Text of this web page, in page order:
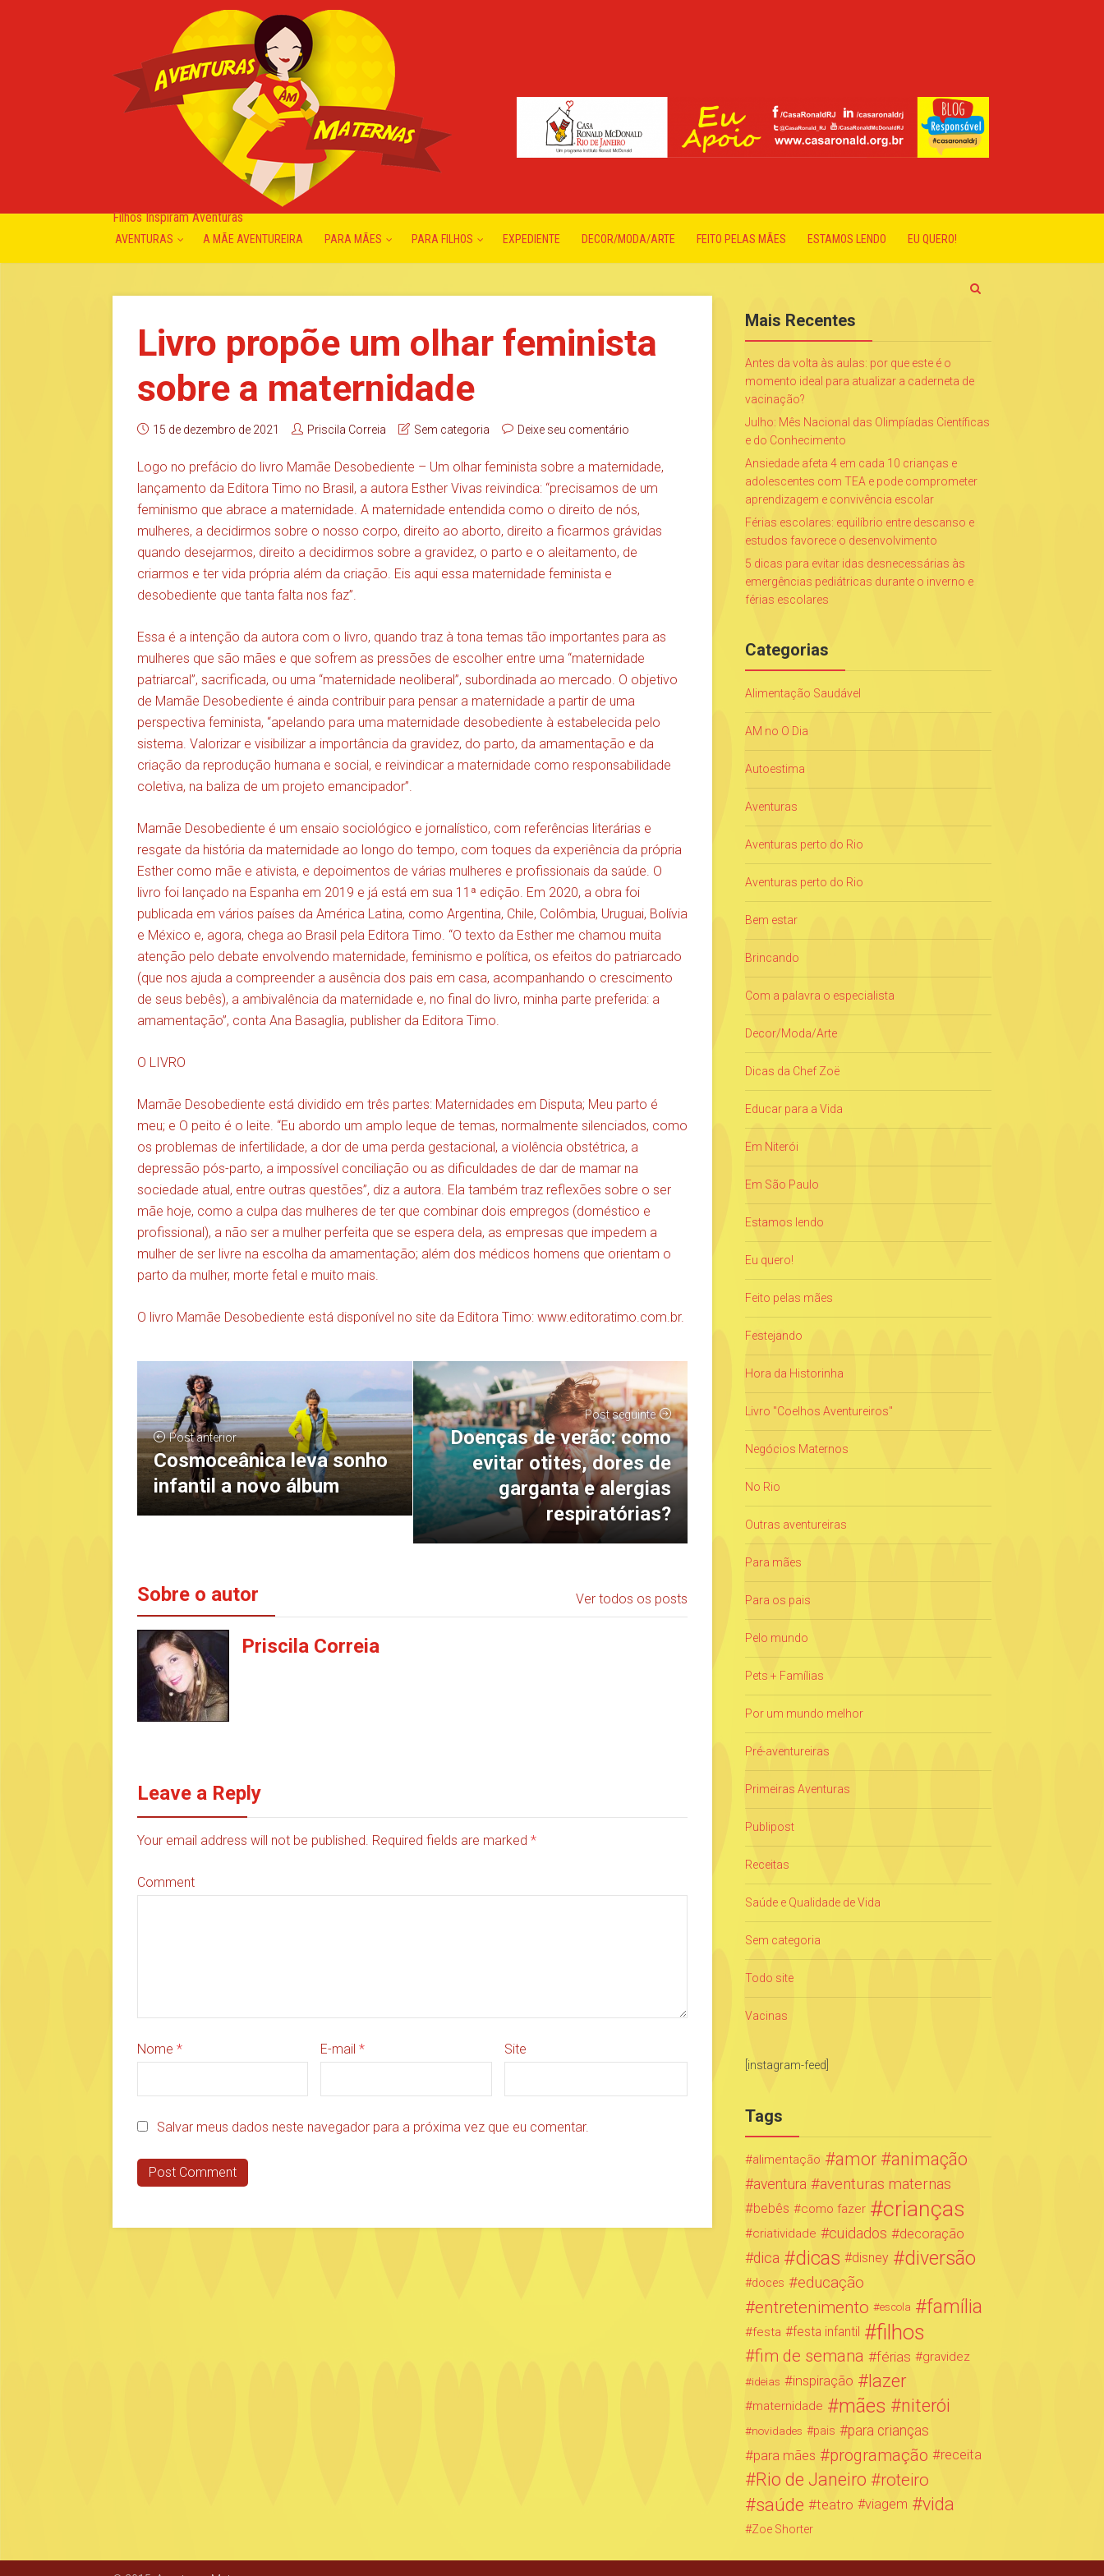
Filhos Inspiram Aventuras
AVENTURAS A MÃE AVENTUREIRA PARA MÃES PARA FILHOS EXPEDIENTE DECOR/MODA/ARTE FEITO PELAS MÃES ESTAMOS LENDO EU QUERO!
Livro propõe um olhar feminista
sobre a maternidade
15 de dezembro de 2021 Priscila Correia Sem categoria Deixe seu comentário
Logo no prefácio do livro Mamãe Desobediente – Um olhar feminista sobre a maternidade,
lançamento da Editora Timo no Brasil, a autora Esther Vivas reivindica: “precisamos de um
feminismo que abrace a maternidade. A maternidade entendida como o direito de nós,
mulheres, a decidirmos sobre o nosso corpo, direito ao aborto, direito a ficarmos grávidas
quando desejarmos, direito a decidirmos sobre a gravidez, o parto e o aleitamento, de
criarmos e ter vida própria além da criação. Eis aqui essa maternidade feminista e
desobediente que tanta falta nos faz”.
Essa é a intenção da autora com o livro, quando traz à tona temas tão importantes para as
mulheres que são mães e que sofrem as pressões de escolher entre uma “maternidade
patriarcal”, sacrificada, ou uma “maternidade neoliberal”, subordinada ao mercado. O objetivo
de Mamãe Desobediente é ainda contribuir para pensar a maternidade a partir de uma
perspectiva feminista, “apelando para uma maternidade desobediente à estabelecida pelo
sistema. Valorizar e visibilizar a importância da gravidez, do parto, da amamentação e da
criação da reprodução humana e social, e reivindicar a maternidade como responsabilidade
coletiva, na baliza de um projeto emancipador”.
Mamãe Desobediente é um ensaio sociológico e jornalístico, com referências literárias e
resgate da história da maternidade ao longo do tempo, com toques da experiência da própria
Esther como mãe e ativista, e depoimentos de várias mulheres e profissionais da saúde. O
livro foi lançado na Espanha em 2019 e já está em sua 11ª edição. Em 2020, a obra foi
publicada em vários países da América Latina, como Argentina, Chile, Colômbia, Uruguai, Bolívia
e México e, agora, chega ao Brasil pela Editora Timo. “O texto da Esther me chamou muita
atenção pelo debate envolvendo maternidade, feminismo e política, os efeitos do patriarcado
(que nos ajuda a compreender a ausência dos pais em casa, acompanhando o crescimento
de seus bebês), a ambivalência da maternidade e, no final do livro, minha parte preferida: a
amamentação”, conta Ana Basaglia, publisher da Editora Timo.
O LIVRO
Mamãe Desobediente está dividido em três partes: Maternidades em Disputa; Meu parto é
meu; e O peito é o leite. “Eu abordo um amplo leque de temas, normalmente silenciados, como
os problemas de infertilidade, a dor de uma perda gestacional, a violência obstétrica, a
depressão pós-parto, a impossível conciliação ou as dificuldades de dar de mamar na
sociedade atual, entre outras questões”, diz a autora. Ela também traz reflexões sobre o ser
mãe hoje, como a culpa das mulheres de ter que combinar dois empregos (doméstico e
profissional), a não ser a mulher perfeita que se espera dela, as empresas que impedem a
mulher de ser livre na escolha da amamentação; além dos médicos homens que orientam o
parto da mulher, morte fetal e muito mais.
O livro Mamãe Desobediente está disponível no site da Editora Timo: www.editoratimo.com.br.
Post anterior
Cosmoceânica leva sonho
infantil a novo álbum
Post seguinte
Doenças de verão: como
evitar otites, dores de
garganta e alergias
respiratórias?
Sobre o autor Ver todos os posts
Priscila Correia
Leave a Reply
Your email address will not be published. Required fields are marked *
Comment
Nome * E-mail* Site
Salvar meus dados neste navegador para a próxima vez que eu comentar.
Mais Recentes
Antes da volta às aulas: por que este é o
momento ideal para atualizar a caderneta de
vacinação?
Julho: Mês Nacional das Olimpíadas Científicas
e do Conhecimento
Ansiedade afeta 4 em cada 10 crianças e
adolescentes com TEA e pode comprometer
aprendizagem e convivência escolar
Férias escolares: equilíbrio entre descanso e
estudos favorece o desenvolvimento
5 dicas para evitar idas desnecessárias às
emergências pediátricas durante o inverno e
férias escolares
Categorias
Alimentação Saudável
AM no O Dia
Autoestima
Aventuras
Aventuras perto do Rio
Aventuras perto do Rio
Bem estar
Brincando
Com a palavra o especialista
Decor/Moda/Arte
Dicas da Chef Zoë
Educar para a Vida
Em Niterói
Em São Paulo
Estamos lendo
Eu quero!
Feito pelas mães
Festejando
Hora da Historinha
Livro "Coelhos Aventureiros"
Negócios Maternos
No Rio
Outras aventureiras
Para mães
Para os pais
Pelo mundo
Pets + Famílias
Por um mundo melhor
Pré-aventureiras
Primeiras Aventuras
Publipost
Receitas
Saúde e Qualidade de Vida
Sem categoria
Todo site
Vacinas
[instagram-feed]
Tags
alimentação amor animação
aventura aventuras maternas
bebês como fazer crianças
criatividade cuidados
decoração
dica
dicas disney diversão
doces educação
entretenimento escola família
festa festa infantil filhos
fim de semana férias gravidez
ideias inspiração lazer
maternidade mães niterói
novidades pais
para crianças
para mães
programação receita
Rio de Janeiro roteiro
saúde teatro viagem vida
Zoe Shorter